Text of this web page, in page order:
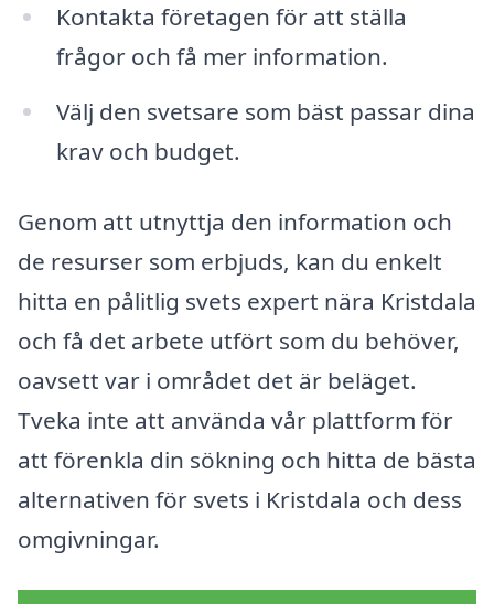
Kontakta företagen för att ställa
frågor och få mer information.
Välj den svetsare som bäst passar dina
krav och budget.
Genom att utnyttja den information och
de resurser som erbjuds, kan du enkelt
hitta en pålitlig svets expert nära Kristdala
och få det arbete utfört som du behöver,
oavsett var i området det är beläget.
Tveka inte att använda vår plattform för
att förenkla din sökning och hitta de bästa
alternativen för svets i Kristdala och dess
omgivningar.